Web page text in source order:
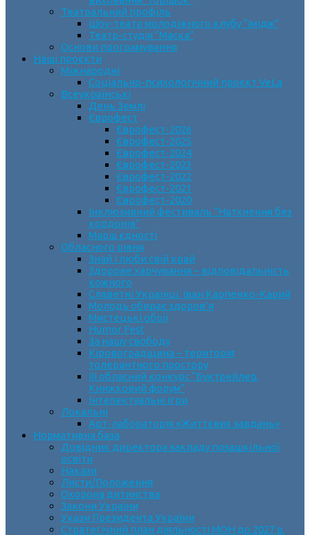
Театральний профіль
Шоу-театр молодіжного клубу “Імідж”
Театр-студія “Маска”
Основи програмування
Наші проєкти
Міжнародні
Соціально-психологічний проєкт VeLa
Всеукраїнські
День Землі
Єврофест
Єврофест-2026
Єврофест-2025
Єврофест-2024
Єврофест-2023
Єврофест-2022
Єврофест-2021
Єврофест-2020
Інклюзивний фестиваль “Натхнення без
кордонів”
Марш єдності
Обласного рівня
Знай і люби свій край
Здорове харчування – відповідальність
кожного
Славетні Українці. Іван Карпенко-Карий
Молодь обирає здоров’я
Мистецькі обрії
Humor Fest
За нашу свободу
Кіровоградщина – територія
толерантного простору
ІII обласний конкурс “Буктрейлер.
Книжковий форум”
Інтелектуальні ігри
Локальні
Арт-лабораторія «Життєвих завдань»
Нормативна база
Довідник директора закладу позашкільної
освіти
Накази
Листи/Положення
Охорона дитинства
Закони України
Укази Президента України
Стратегічний план діяльності МОН до 2027 р.